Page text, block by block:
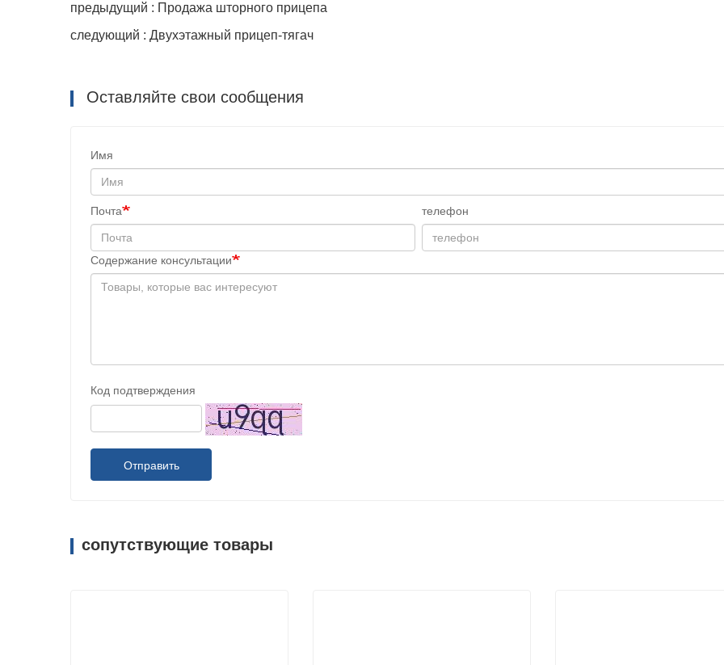
предыдущий : Продажа шторного прицепа
следующий : Двухэтажный прицеп-тягач
Оставляйте свои сообщения
Имя
Почта телефон
Содержание консультации
Код подтверждения
Отправить
сопутствующие товары